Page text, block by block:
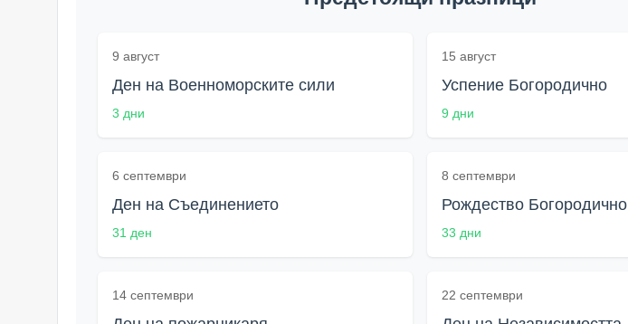
9 август
Ден на Военноморските сили
3 дни
15 август
Успение Богородично
9 дни
6 септември
Ден на Съединението
31 ден
8 септември
Рождество Богородично
33 дни
14 септември 22 септември